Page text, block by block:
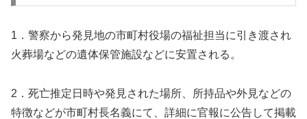
1．警察から発見地の市町村役場の福祉担当に引き渡され
火葬場などの遺体保管施設などに安置される。
2．死亡推定日時や発見された場所、所持品や外見などの
特徴などが市町村長名義にて、詳細に官報に公告して掲載